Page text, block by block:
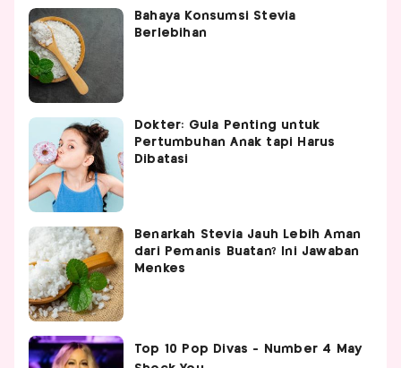
Bahaya Konsumsi Stevia
Berlebihan
Dokter: Gula Penting untuk
Pertumbuhan Anak tapi Harus
Dibatasi
Benarkah Stevia Jauh Lebih Aman
dari Pemanis Buatan? Ini Jawaban
Menkes